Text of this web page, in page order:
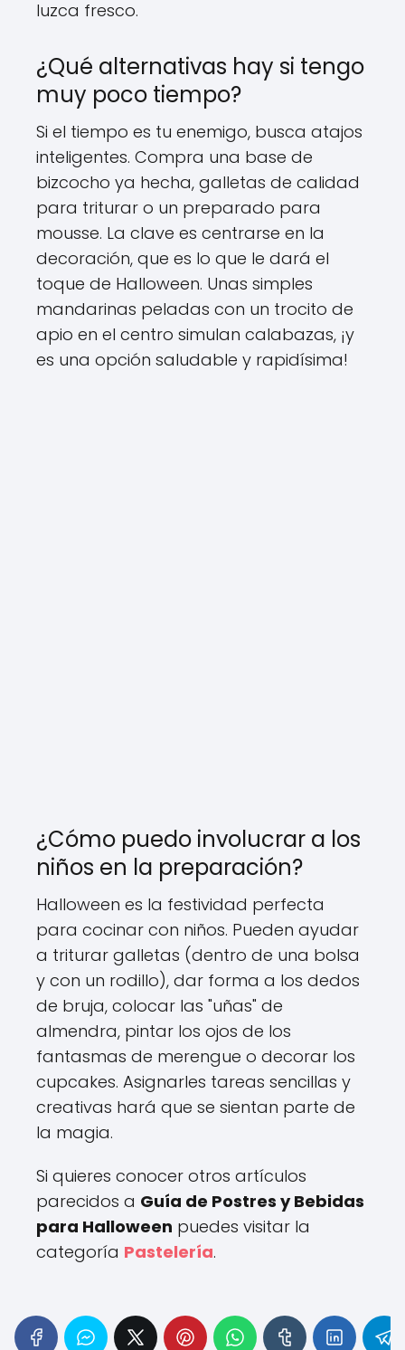
luzca fresco.
¿Qué alternativas hay si tengo
muy poco tiempo?
Si el tiempo es tu enemigo, busca atajos
inteligentes. Compra una base de
bizcocho ya hecha, galletas de calidad
para triturar o un preparado para
mousse. La clave es centrarse en la
decoración, que es lo que le dará el
toque de Halloween. Unas simples
mandarinas peladas con un trocito de
apio en el centro simulan calabazas, ¡y
es una opción saludable y rapidísima!
¿Cómo puedo involucrar a los
niños en la preparación?
Halloween es la festividad perfecta
para cocinar con niños. Pueden ayudar
a triturar galletas (dentro de una bolsa
y con un rodillo), dar forma a los dedos
de bruja, colocar las "uñas" de
almendra, pintar los ojos de los
fantasmas de merengue o decorar los
cupcakes. Asignarles tareas sencillas y
creativas hará que se sientan parte de
la magia.
Si quieres conocer otros artículos
parecidos a Guía de Postres y Bebidas
para Halloween puedes visitar la
categoría Pastelería.